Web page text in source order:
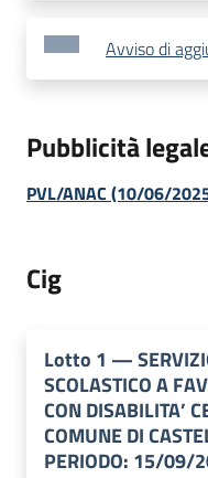
Avviso di
Pubblicità
PVL/ANAC (10/06/
Cig
Lotto 1 —
SCOLASTICO A
CON DISABILITA’
COMUNE DI
PERIODO: 15/